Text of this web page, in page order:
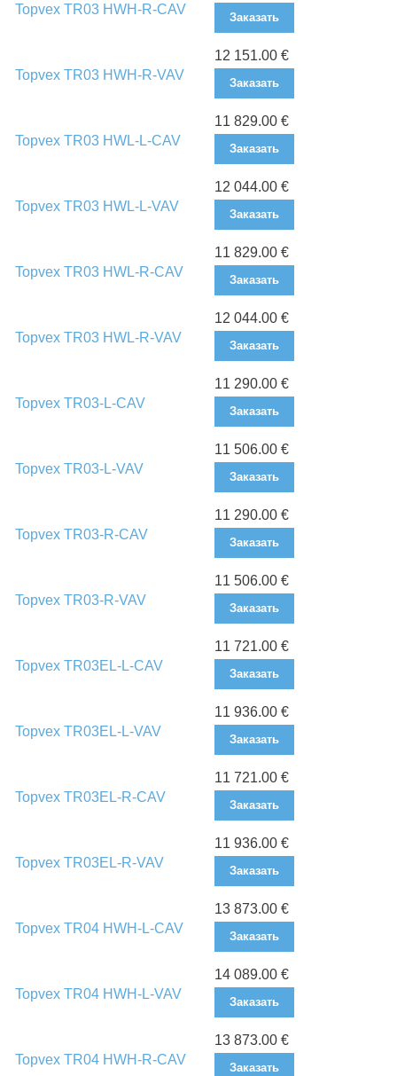
Topvex TR03 HWH-R-CAV
Заказать
Topvex TR03 HWH-R-VAV
12 151.00 €
Заказать
Topvex TR03 HWL-L-CAV
11 829.00 €
Заказать
Topvex TR03 HWL-L-VAV
12 044.00 €
Заказать
Topvex TR03 HWL-R-CAV
11 829.00 €
Заказать
Topvex TR03 HWL-R-VAV
12 044.00 €
Заказать
Topvex TR03-L-CAV
11 290.00 €
Заказать
Topvex TR03-L-VAV
11 506.00 €
Заказать
Topvex TR03-R-CAV
11 290.00 €
Заказать
Topvex TR03-R-VAV
11 506.00 €
Заказать
Topvex TR03EL-L-CAV
11 721.00 €
Заказать
Topvex TR03EL-L-VAV
11 936.00 €
Заказать
Topvex TR03EL-R-CAV
11 721.00 €
Заказать
Topvex TR03EL-R-VAV
11 936.00 €
Заказать
Topvex TR04 HWH-L-CAV
13 873.00 €
Заказать
Topvex TR04 HWH-L-VAV
14 089.00 €
Заказать
Topvex TR04 HWH-R-CAV
13 873.00 €
Заказать